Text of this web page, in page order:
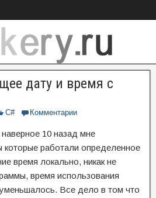
дату и время с
C# Комментарии
10 назад мне
которые работали определенное
время локально, никак не
время использования
Все дело в том что